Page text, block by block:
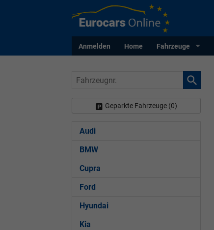
Anmelden Home Fahrzeuge
Fahrzeugnr.
Geparkte Fahrzeuge (0)
Audi
BMW
Cupra
Ford
Hyundai
Kia